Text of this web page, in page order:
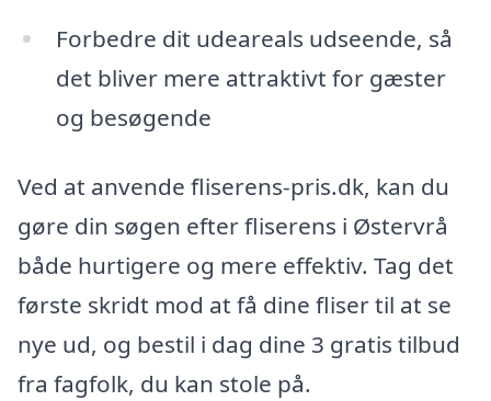
Forbedre dit udeareals udseende, så
det bliver mere attraktivt for gæster
og besøgende
Ved at anvende fliserens-pris.dk, kan du
gøre din søgen efter fliserens i Østervrå
både hurtigere og mere effektiv. Tag det
første skridt mod at få dine fliser til at se
nye ud, og bestil i dag dine 3 gratis tilbud
fra fagfolk, du kan stole på.